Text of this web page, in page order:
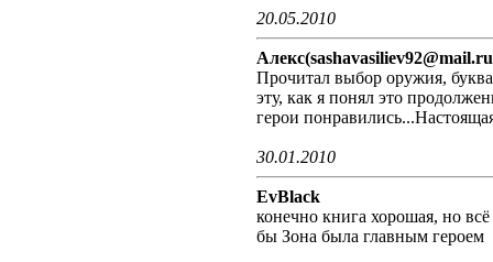
20.05.2010
Прочитал выбор оружия,
эту, как я понял это
герои
30.01.2010
EvBlack
конечно книга хорошая, но
бы Зона была главным героем